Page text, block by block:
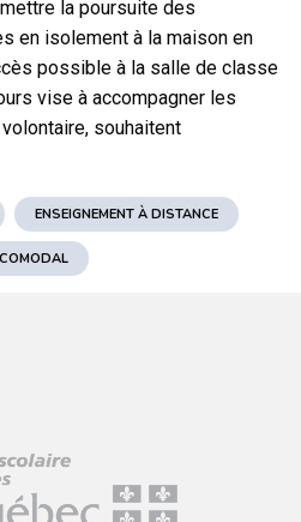
la poursuite des
en isolement à la maison en
possible à la salle de classe
vise à accompagner les
souhaitent
ENSEIGNEMENT À DISTANCE